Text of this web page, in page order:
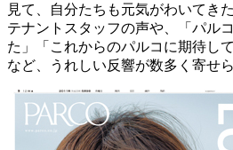
見て、自分たちも元気がわいてき
テナントスタッフの声や、「パル
た」「これからのパルコに期待し
など、うれしい反響が数多く寄せ